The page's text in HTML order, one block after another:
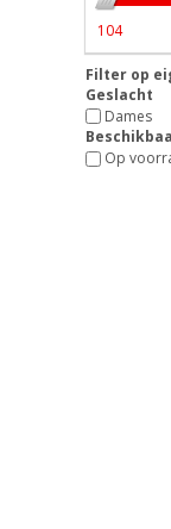
104
Filter op
Geslacht
Dames
Op